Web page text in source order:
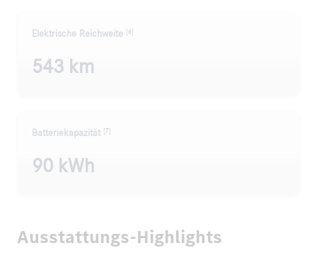
Elektrische Reichweite [6]
543 km
Batteriekapazität [7]
90 kWh
Ausstattungs-Highlights